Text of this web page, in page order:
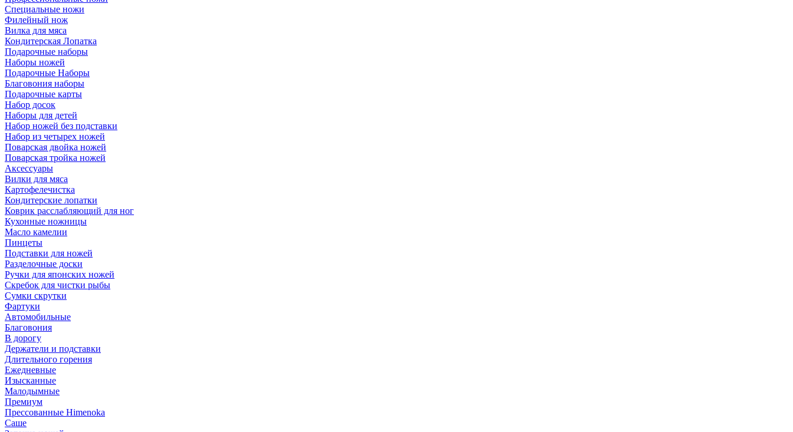
Специальные ножи
Филейный нож
Вилка для мяса
Кондитерская Лопатка
Подарочные наборы
Наборы ножей
Подарочные Наборы
Благовония наборы
Подарочные карты
Набор досок
Наборы для детей
Набор ножей без подставки
Набор из четырех ножей
Поварская двойка ножей
Поварская тройка ножей
Аксессуары
Вилки для мяса
Картофелечистка
Кондитерские лопатки
Коврик расслабляющий для ног
Кухонные ножницы
Масло камелии
Пинцеты
Подставки для ножей
Разделочные доски
Ручки для японских ножей
Скребок для чистки рыбы
Сумки скрутки
Фартуки
Автомобильные
Благовония
В дорогу
Держатели и подставки
Длительного горения
Ежедневные
Изысканные
Малодымные
Премиум
Прессованные Himenoka
Саше